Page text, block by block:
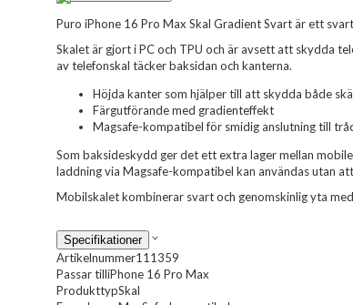
Puro iPhone 16 Pro Max Skal Gradient Svart är ett
Skalet är gjort i PC och TPU och är avsett att skydda
av telefonskal täcker baksidan och kanterna.
Höjda kanter som hjälper till att skydda både
Färgutförande med gradienteffekt
Magsafe-kompatibel för smidig anslutning till
Som baksideskydd ger det ett extra lager mellan
laddning via Magsafe-kompatibel kan användas utan
Mobilskalet kombinerar svart och genomskinlig yta
Specifikationer
Artikelnummer111359
Passar tilliPhone 16 Pro Max
ProdukttypSkal